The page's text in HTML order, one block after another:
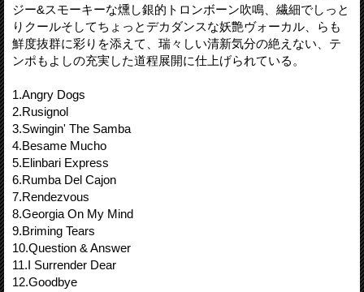
ジー&スモーキーな燻し銀的トロンボーン吹鳴、繊細でしっと
りクールそしてちょっとデカダンスな妖艶ヴォーカル、らも
鮮度抜群に彩りを添えて、瑞々しい清新気分の絶えない、テ
ンポもよしの充実した道程展開に仕上げられている。
1.Angry Dogs
2.Rusignol
3.Swingin' The Samba
4.Besame Mucho
5.Elinbari Express
6.Rumba Del Cajon
7.Rendezvous
8.Georgia On My Mind
9.Briming Tears
10.Question & Answer
11.I Surrender Dear
12.Goodbye